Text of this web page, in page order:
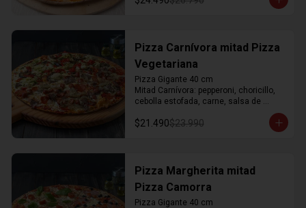
alcachofa, berenjena asada, pimientos
Pizza Carnívora mitad Pizza
Vegetariana
Pizza Gigante 40 cm
Mitad Carnívora: pepperoni, choricillo,
cebolla estofada, carne, salsa de
Mitad Vegetariana: corazones de
alcachofa, berenjena asada, pimientos
$21.490$23.990
Pizza Margherita mitad
Pizza Camorra
Pizza Gigante 40 cm